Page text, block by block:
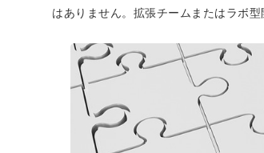
はありません。拡張チームまたはラボ